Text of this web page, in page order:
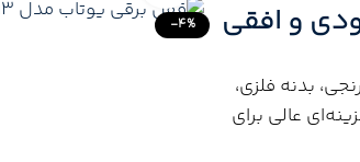
-4% 1093 | نصب عمودی و افقی
برنجی، بدنه فلزی،
عالی برای